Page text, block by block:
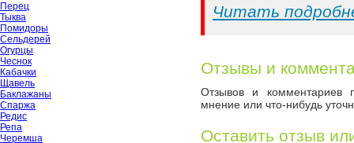
Перец
Тыква
Помидоры
Сельдерей
Огурцы
Чеснок
Кабачки
Щавель
Баклажаны
Спаржа
Редис
Репа
Черемша
Читать
Отзывы и
Отзывов и комментариев
мнение или что-нибудь
Оставить отзыв